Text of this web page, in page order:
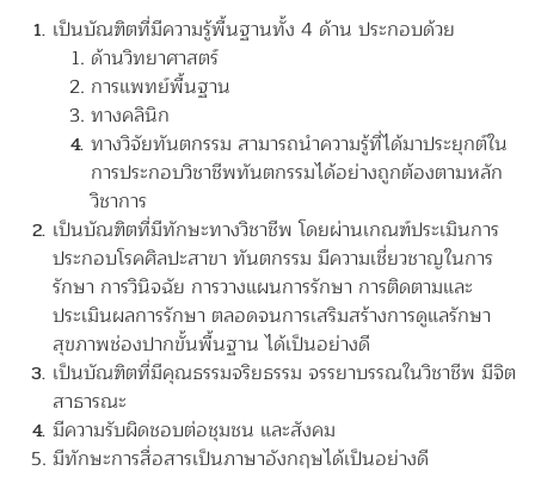
เป็นบัณฑิตที่มีความรู้พื้นฐานทั้ง 4 ด้าน ประกอบด้วย
ด้านวิทยาศาสตร์
การแพทย์พื้นฐาน
ทางคลินิก
ทางวิจัยทันตกรรม สามารถนำความรู้ที่ได้มาประยุกต์ใน
การประกอบวิชาชีพทันตกรรมได้อย่างถูกต้องตามหลัก
วิชาการ
เป็นบัณฑิตที่มีทักษะทางวิชาชีพ โดยผ่านเกณฑ์ประเมินการ
ประกอบโรคศิลปะสาขา ทันตกรรม มีความเชี่ยวชาญในการ
รักษา การวินิจฉัย การวางแผนการรักษา การติดตามและ
ประเมินผลการรักษา ตลอดจนการเสริมสร้างการดูแลรักษา
สุขภาพช่องปากขั้นพื้นฐาน ได้เป็นอย่างดี
เป็นบัณฑิตที่มีคุณธรรมจริยธรรม จรรยาบรรณในวิชาชีพ มีจิต
สาธารณะ
มีความรับผิดชอบต่อชุมชน และสังคม
มีทักษะการสื่อสารเป็นภาษาอังกฤษได้เป็นอย่างดี